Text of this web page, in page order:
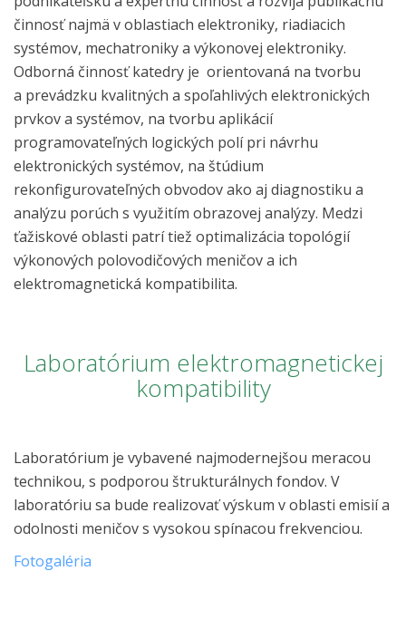
činnosť najmä v oblastiach elektroniky, riadiacich
systémov, mechatroniky a výkonovej elektroniky.
Odborná činnosť katedry je orientovaná na tvorbu
a prevádzku kvalitných a spoľahlivých elektronických
prvkov a systémov, na tvorbu aplikácií
programovateľných logických polí pri návrhu
elektronických systémov, na štúdium
rekonfigurovateľných obvodov ako aj diagnostiku a
analýzu porúch s využitím obrazovej analýzy. Medzi
ťažiskové oblasti patrí tiež optimalizácia topológií
výkonových polovodičových meničov a ich
elektromagnetická kompatibilita.
Laboratórium elektromagnetickej
kompatibility
Laboratórium je vybavené najmodernejšou meracou
technikou, s podporou štrukturálnych fondov. V
laboratóriu sa bude realizovať výskum v oblasti emisií a
odolnosti meničov s vysokou spínacou frekvenciou.
Fotogaléria